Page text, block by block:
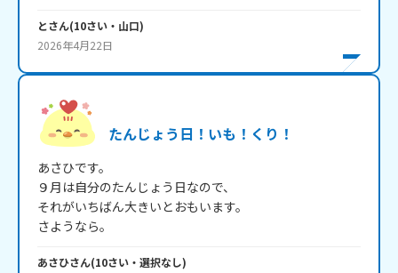
とさん(10さい・ 山口)
2026年4月22日
たんじょう日！いも！くり！
あさひです。
９月は自分のたんじょう日なので、
それがいちばん大きいとおもいます。
あさひさん(10さい・ 選択なし)